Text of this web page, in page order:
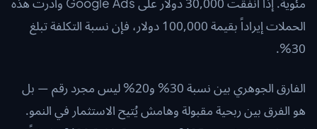
الحملات إيراداً بقيمة 100,000 دولار، فإن نسبة التكلفة تبلغ
30%.
الفارق الجوهري بين نسبة 30% و20% ليس مجرد رقم — بل
هو الفرق بين ربحية مقبولة وهامش يُتيح الاستثمار في النمو.